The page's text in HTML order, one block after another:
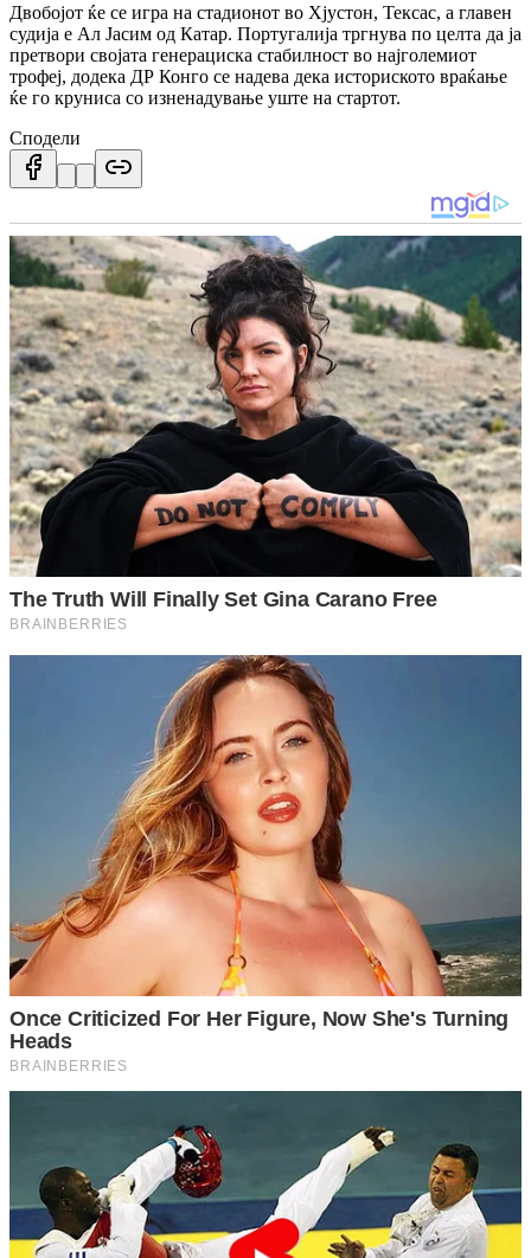
Двобојот ќе се игра на стадионот во Хјустон, Тексас, а главен
судија е Ал Јасим од Катар. Португалија тргнува по целта да ја
претвори својата генерациска стабилност во најголемиот
трофеј, додека ДР Конго се надева дека историското враќање
ќе го круниса со изненадување уште на стартот.
Сподели